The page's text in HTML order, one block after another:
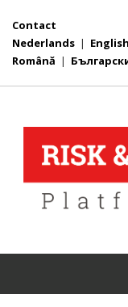
Contact
Nederlands | English
Română |